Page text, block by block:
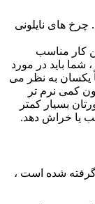
چرخ های نایلونی
کار مناسب
شما باید در مورد
یکسان به نظر می
کمی نرم تر
بسیار کمتر
یا خراش دهد.
شده است ،